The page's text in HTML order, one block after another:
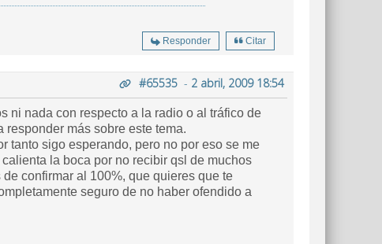
Responder Citar
#65535 - 2 abril, 2009 18:54
ni nada con respecto a la radio o al tráfico de
responder más sobre este tema.
tanto sigo esperando, pero no por eso se me
la boca por no recibir qsl de muchos
confirmar al 100%, que quieres que te
seguro de no haber ofendido a